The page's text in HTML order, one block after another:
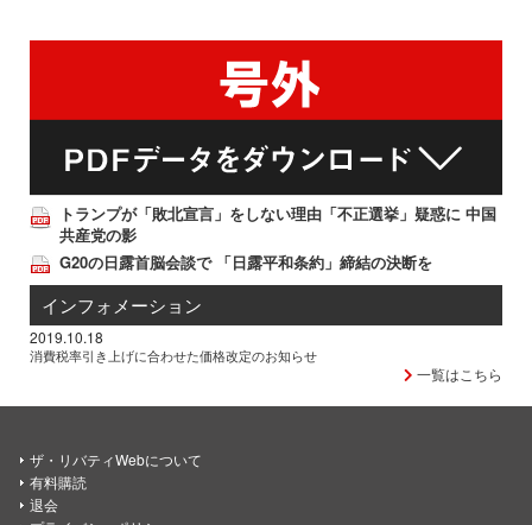
トランプが「敗北宣言」をしない理由「不正選挙」疑惑に 中国
共産党の影
G20の日露首脳会談で 「日露平和条約」締結の決断を
インフォメーション
2019.10.18
消費税率引き上げに合わせた価格改定のお知らせ
一覧はこちら
ザ・リバティWebについて
有料購読
退会